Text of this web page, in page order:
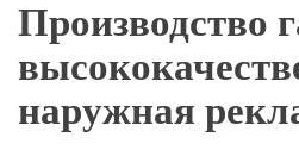
Производство
наружная